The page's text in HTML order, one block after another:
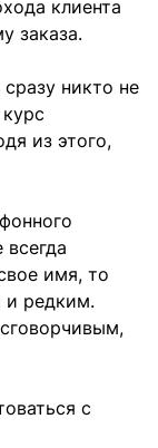
клиента
заказа.
никто не
из этого,
имя, то
и редким.
с